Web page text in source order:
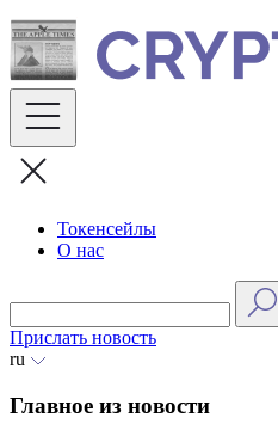
Skip
to
content
Токенсейлы
О нас
Прислать новость
ru
Главное из новости